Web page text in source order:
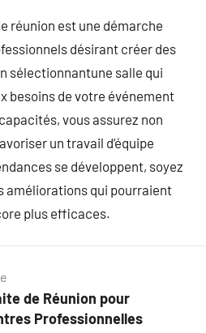
réunion est une démarche
désirant créer des
sélectionnantune salle qui
besoins de votre événement
vous assurez non
un travail d’équipe
se développent, soyez
améliorations qui pourraient
plus efficaces.
de Réunion pour
Professionnelles